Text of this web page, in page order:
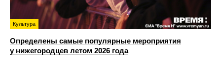
Культура
Определены самые популярные мероприятия
у нижегородцев летом 2026 года